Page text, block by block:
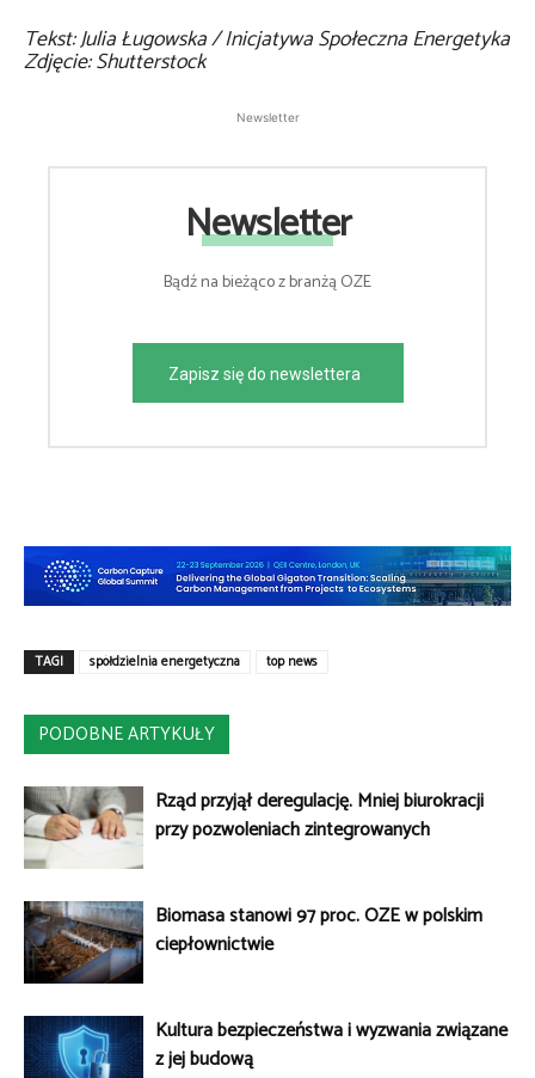
Tekst: Julia Ługowska / Inicjatywa Społeczna Energetyka
Zdjęcie: Shutterstock
Newsletter
Newsletter
Bądź na bieżąco z branżą OZE
Zapisz się do newslettera
TAGI spółdzielnia energetyczna top news
PODOBNE ARTYKUŁY
Rząd przyjął deregulację. Mniej biurokracji
przy pozwoleniach zintegrowanych
Biomasa stanowi 97 proc. OZE w polskim
ciepłownictwie
Kultura bezpieczeństwa i wyzwania związane
z jej budową